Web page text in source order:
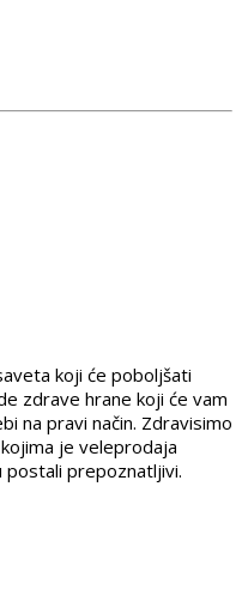
koji će poboljšati
zdrave hrane koji će vam
na pravi način. Zdravisimo
je veleprodaja
prepoznatljivi.